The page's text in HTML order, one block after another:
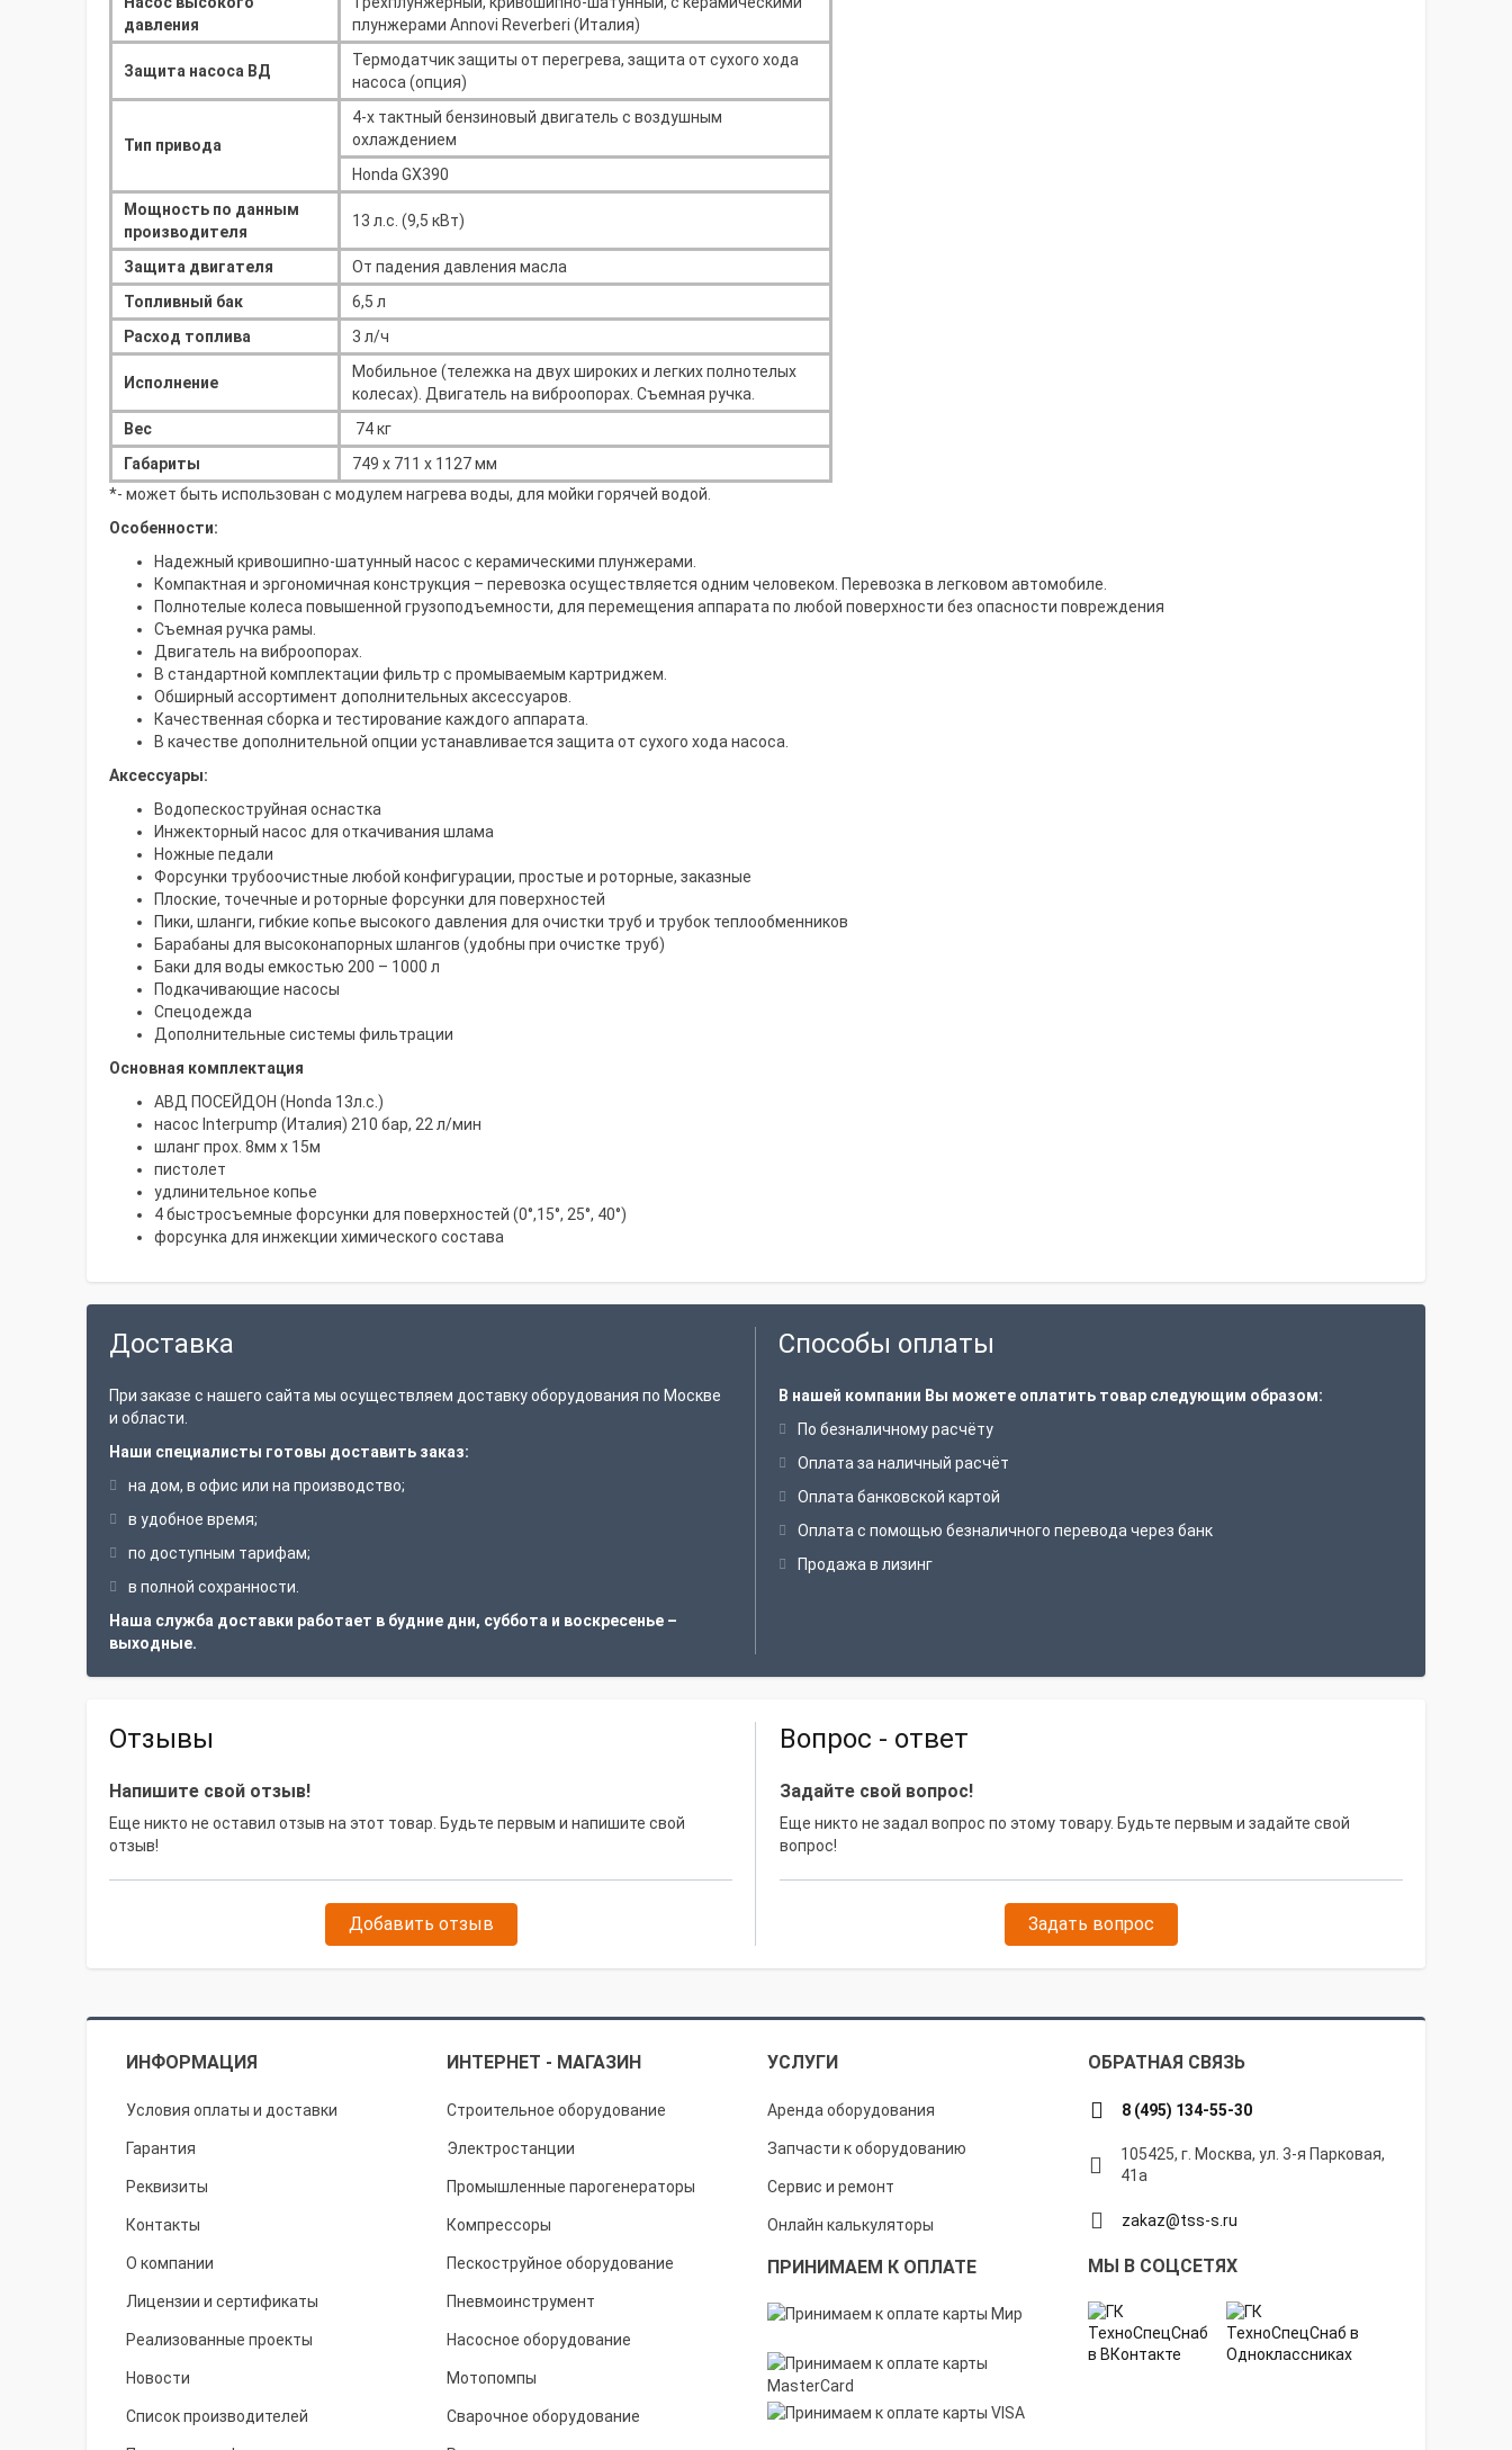
давления
плунжерами Annovi Reverberi (Италия)
Защита насоса ВД
Термодатчик защиты от перегрева, защита от сухого хода
насоса (опция)
Тип привода
4-х тактный бензиновый двигатель с воздушным
охлаждением
Honda GX390
Мощность по данным
производителя
13 л.с. (9,5 кВт)
Защита двигателя
От падения давления масла
Топливный бак
6,5 л
Расход топлива
3 л/ч
Исполнение
Мобильное (тележка на двух широких и легких полнотелых
колесах). Двигатель на виброопорах. Съемная ручка.
Вес
74 кг
Габариты
749 х 711 х 1127 мм
*- может быть использован с модулем нагрева воды, для мойки горячей водой.
Особенности:
Надежный кривошипно-шатунный насос с керамическими плунжерами.
Компактная и эргономичная конструкция – перевозка осуществляется одним человеком. Перевозка в легковом автомобиле.
Полнотелые колеса повышенной грузоподъемности, для перемещения аппарата по любой поверхности без опасности повреждения
Съемная ручка рамы.
Двигатель на виброопорах.
В стандартной комплектации фильтр с промываемым картриджем.
Обширный ассортимент дополнительных аксессуаров.
Качественная сборка и тестирование каждого аппарата.
В качестве дополнительной опции устанавливается защита от сухого хода насоса.
Аксессуары:
Водопескоструйная оснастка
Инжекторный насос для откачивания шлама
Ножные педали
Форсунки трубоочистные любой конфигурации, простые и роторные, заказные
Плоские, точечные и роторные форсунки для поверхностей
Пики, шланги, гибкие копье высокого давления для очистки труб и трубок теплообменников
Барабаны для высоконапорных шлангов (удобны при очистке труб)
Баки для воды емкостью 200 – 1000 л
Подкачивающие насосы
Спецодежда
Дополнительные системы фильтрации
Основная комплектация
АВД ПОСЕЙДОН (Honda 13л.с.)
насос Interpump (Италия) 210 бар, 22 л/мин
шланг прох. 8мм х 15м
пистолет
удлинительное копье
4 быстросъемные форсунки для поверхностей (0°,15°, 25°, 40°)
форсунка для инжекции химического состава
Доставка
При заказе с нашего сайта мы осуществляем доставку оборудования по Москве
и области.
Наши специалисты готовы доставить заказ:
на дом, в офис или на производство;
в удобное время;
по доступным тарифам;
в полной сохранности.
Наша служба доставки работает в будние дни, суббота и воскресенье –
выходные.
Способы оплаты
В нашей компании Вы можете оплатить товар следующим образом:
По безналичному расчёту
Оплата за наличный расчёт
Оплата банковской картой
Оплата с помощью безналичного перевода через банк
Продажа в лизинг
Отзывы
Напишите свой отзыв!
Еще никто не оставил отзыв на этот товар. Будьте первым и напишите свой
отзыв!
Добавить отзыв
Вопрос - ответ
Задайте свой вопрос!
Еще никто не задал вопрос по этому товару. Будьте первым и задайте свой
вопрос!
Задать вопрос
ИНФОРМАЦИЯ ИНТЕРНЕТ - МАГАЗИН УСЛУГИ ОБРАТНАЯ СВЯЗЬ
Условия оплаты и доставки
Гарантия
Реквизиты
Контакты
О компании
Лицензии и сертификаты
Реализованные проекты
Новости
Список производителей
Строительное оборудование
Электростанции
Промышленные парогенераторы
Компрессоры
Пескоструйное оборудование
Пневмоинструмент
Насосное оборудование
Мотопомпы
Сварочное оборудование
Аренда оборудования
Запчасти к оборудованию
Сервис и ремонт
Онлайн калькуляторы
ПРИНИМАЕМ К ОПЛАТЕ
8 (495) 134-55-30
105425, г. Москва, ул. 3-я Парковая,
41а
zakaz@tss-s.ru
МЫ В СОЦСЕТЯХ